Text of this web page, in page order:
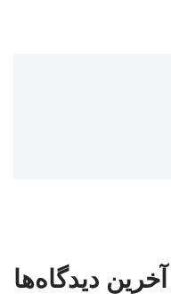
آخرین دیدگاه‌ها